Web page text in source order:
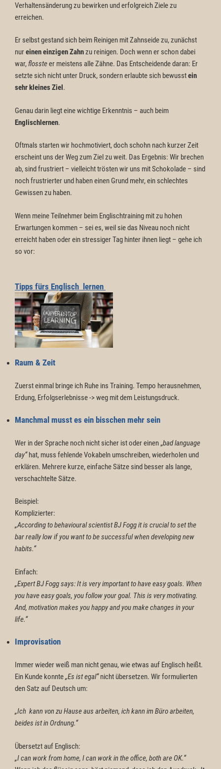
Verhaltensänderung zu bewirken und erfolgreich Ziele zu
erreichen.
Er selbst gestand sich beim Reinigen mit Zahnseide zu, zunächst
nureinen einzigen Zahnzu reinigen. Doch wenn er schon dabei
war,flossteer meistens alle Zähne. Das Entscheidende daran: Er
setzte sich nicht unter Druck, sondern erlaubte sich bewusstein
sehr kleines Ziel.
Genau darin liegt eine wichtige Erkenntnis – auch beim
Englischlernen.
Oftmals starten wir hochmotiviert, doch schohn nach kurzer Zeit
erscheint uns der Weg zum Ziel zu weit. Das Ergebnis: Wir brechen
ab, sind frustriert – vielleicht trösten wir uns mit Schokolade – sind
noch frustrierter und haben einen Grund mehr, ein schlechtes
Gewissen zu haben.
Wenn meine Teilnehmer beim Englischtraining mit zu hohen
Erwartungen kommen – sei es, weil sie das Niveau noch nicht
erreicht haben oder ein stressiger Tag hinter ihnen liegt – gehe ich
so vor:
Tipps fürs Englisch lernen
Raum & Zeit
Zuerst einmal bringe ich Ruhe ins Training. Tempo herausnehmen,
Erdung, Erfolgserlebnisse -> weg mit dem Leistungsdruck.
Manchmal musst es ein bisschen mehr sein
Wer in der Sprache noch nicht sicher ist oder einen „bad language
day“hat, muss fehlende Vokabeln umschreiben, wiederholen und
erklären. Mehrere kurze, einfache Sätze sind besser als lange,
verschachtelte Sätze.
Beispiel:
Komplizierter:
„According to behavioural scientist BJ Fogg it is crucial to set the
bar really low if you want to be successful when developing new
habits.“
Einfach:
„Expert BJ Fogg says: It is very important to have easy goals. When
you have easy goals, you follow your goal. This is very motivating.
And, motivation makes you happy and you make changes in your
life.“
Improvisation
Immer wieder weiß man nicht genau, wie etwas auf Englisch heißt.
Ein Kunde konnte„Es ist egal“nicht übersetzen. Wir formulierten
den Satz auf Deutsch um:
„Ich kann von zu Hause aus arbeiten, ich kann im Büro arbeiten,
beides ist in Ordnung.“
Übersetzt auf Englisch:
„I can work from home, I can work in the office, both are OK.“